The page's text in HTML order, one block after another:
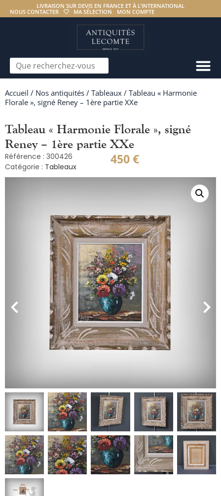
LIVRAISON SUR DEVIS EN FRANCE ET À L’INTERNATIONAL
NOUS CONTACTER
MA SÉLECTION MON COMPTE
Accueil / Nos antiquités / Tableaux / Tableau « Harmonie
Florale », signé Reney – 1ère partie XXe
Tableau « Harmonie Florale », signé
Reney – 1ère partie XXe
Référence : 300426
Catégorie : Tableaux 450€